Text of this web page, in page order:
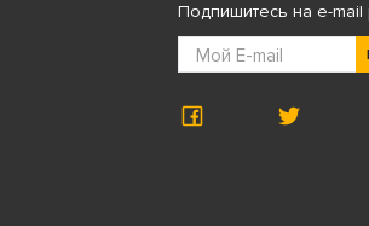
Подпишитесь на e-mail